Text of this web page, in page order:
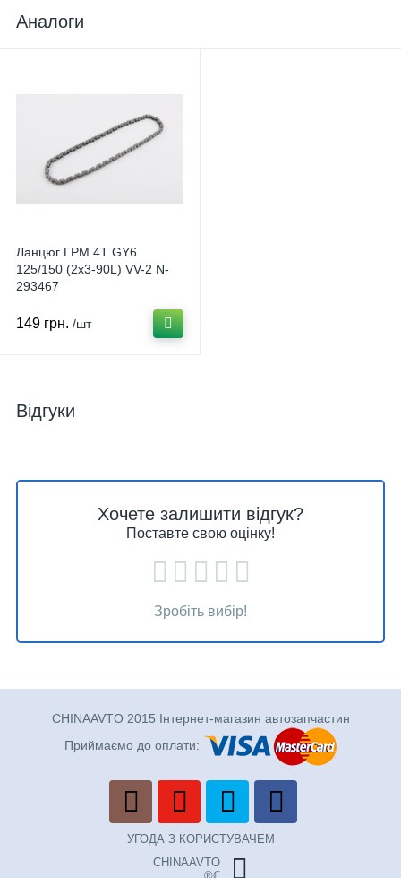
Аналоги
Ланцюг ГРМ 4T GY6
125/150 (2x3-90L) VV-2 N-
293467
149 грн. /шт
Відгуки
Хочете залишити відгук?
Поставте свою оцінку!
Зробіть вибір!
CHINAAVTO 2015 Інтернет-магазин автозапчастин
Приймаємо до оплати:
УГОДА З КОРИСТУВАЧЕМ
CHINAAVTO